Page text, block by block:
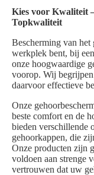
Kies voor Kwaliteit
Topkwaliteit
Bescherming van het
werkplek bent, bij
onze hoogwaardige
voorop. Wij
daarvoor effectieve
Onze
beste comfort en de
bieden verschillende
gehoorkappen, die
Onze producten zijn
voldoen aan strenge
vertrouwen dat uw